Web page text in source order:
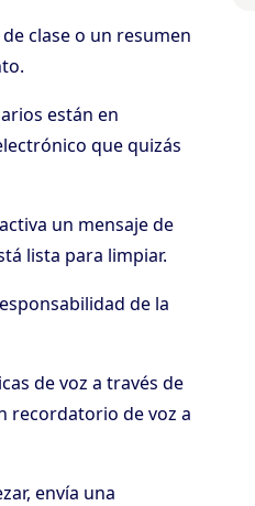
clase o un resumen
están en
que quizás
un mensaje de
lista para limpiar.
de la
de voz a través de
recordatorio de voz a
envía una